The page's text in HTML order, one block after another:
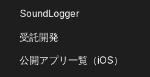
SoundLogger
受託開発
公開アプリ一覧（iOS）